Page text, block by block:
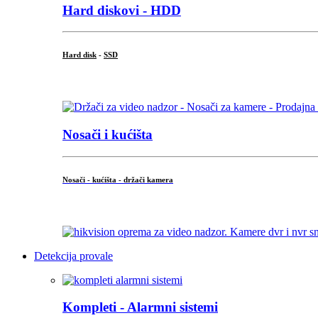
Hard diskovi - HDD
Hard disk - SSD
Nosači i kućišta
Nosači - kućišta - držači kamera
Detekcija provale
Kompleti - Alarmni sistemi